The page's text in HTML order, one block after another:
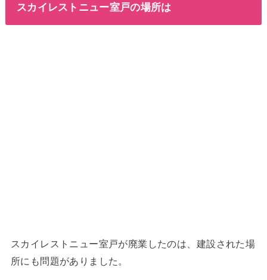
スカイレストニュー室戸の場所は
スカイレストニュー室戸が廃業したのは、建設された場
所にも問題がありました。